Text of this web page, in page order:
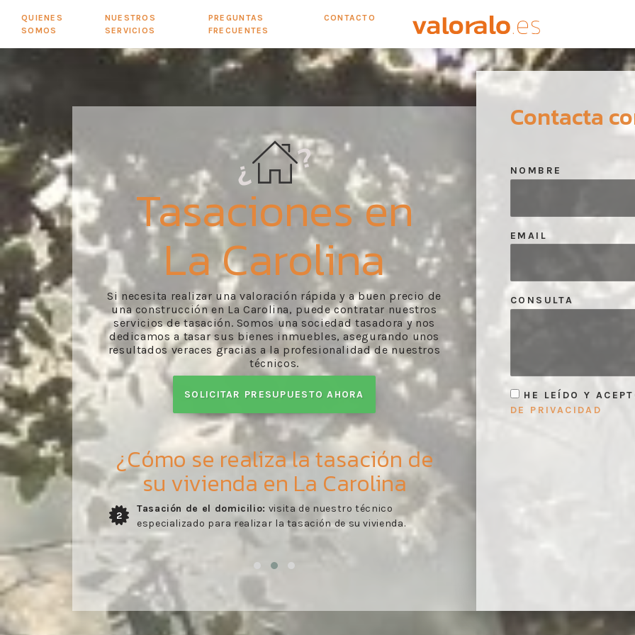
QUIENES
SOMOS
NUESTROS
SERVICIOS
PREGUNTAS
FRECUENTES
CONTACTO
Tasaciones en
La Carolina
Si necesita realizar una valoración rápida y a buen precio de
una construcción en La Carolina, puede contratar nuestros
servicios de tasación. Somos una sociedad tasadora y nos
dedicamos a tasar sus bienes inmuebles, asegurando unos
resultados veraces gracias a la profesionalidad de nuestros
técnicos.
SOLICITAR PRESUPUESTO AHORA
¿Cómo se realiza la tasación de
su vivienda en La Carolina
3
Envío del informe:recibo del informe de evaluación
desarrollado por nuestros profesionales con arreglo a lo
comprobado en la visita del perito.
Contacta
NOMBRE
EMAIL
CONSULTA
HE LEÍDO Y
DE PRIVACIDAD